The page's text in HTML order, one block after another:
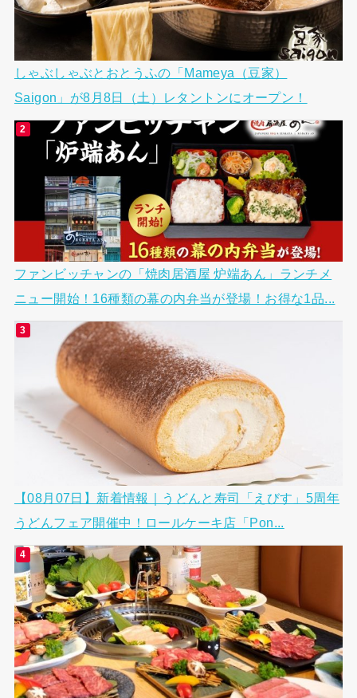
しゃぶしゃぶとおとうふの「Mameya（豆家）
Saigon」が8月8日（土）レタントンにオープン！
ファンビッチャンの「焼肉居酒屋 炉端あん」ランチメ
ニュー開始！16種類の幕の内弁当が登場！お得な1品...
【08月07日】新着情報｜うどんと寿司「えびす」5周年
うどんフェア開催中！ロールケーキ店「Pon...